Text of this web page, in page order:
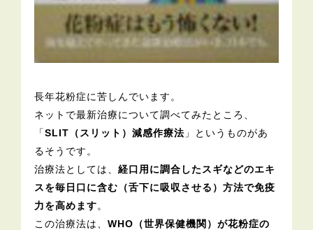
長年花粉症に苦しんでいます。
ネットで最新治療について調べてみたところ、
「SLIT（スリット）減感作療法 」というものがあ
るそうです。
治療法としては、経口用に調合したスギなどのエキ
スを毎日口に含む（舌下に吸収させる）方法で免疫
力を高めます。
この治療法は、WHO（世界保健機関）が花粉症の